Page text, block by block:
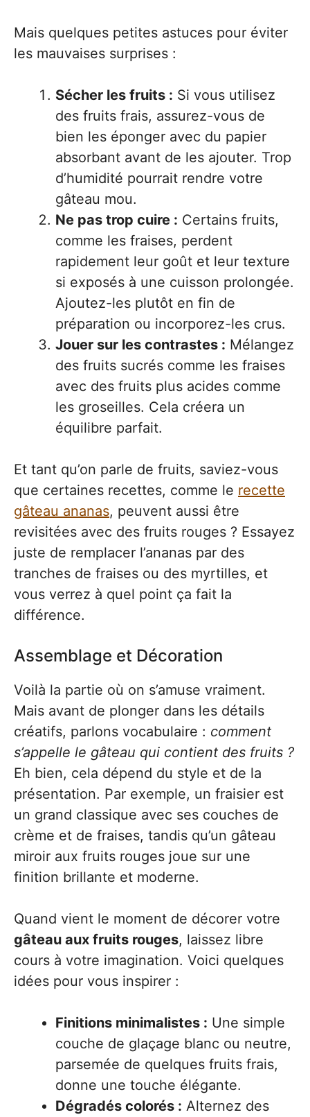
Mais quelques petites astuces pour éviter
les mauvaises surprises :
Sécher les fruits : Si vous utilisez
des fruits frais, assurez-vous de
bien les éponger avec du papier
absorbant avant de les ajouter. Trop
d’humidité pourrait rendre votre
gâteau mou.
Ne pas trop cuire : Certains fruits,
comme les fraises, perdent
rapidement leur goût et leur texture
si exposés à une cuisson prolongée.
Ajoutez-les plutôt en fin de
préparation ou incorporez-les crus.
Jouer sur les contrastes : Mélangez
des fruits sucrés comme les fraises
avec des fruits plus acides comme
les groseilles. Cela créera un
équilibre parfait.
Et tant qu’on parle de fruits, saviez-vous
que certaines recettes, comme le recette
gâteau ananas, peuvent aussi être
revisitées avec des fruits rouges ? Essayez
juste de remplacer l’ananas par des
tranches de fraises ou des myrtilles, et
vous verrez à quel point ça fait la
différence.
Assemblage et Décoration
Voilà la partie où on s’amuse vraiment.
Mais avant de plonger dans les détails
créatifs, parlons vocabulaire : comment
s’appelle le gâteau qui contient des fruits ?
Eh bien, cela dépend du style et de la
présentation. Par exemple, un fraisier est
un grand classique avec ses couches de
crème et de fraises, tandis qu’un gâteau
miroir aux fruits rouges joue sur une
finition brillante et moderne.
Quand vient le moment de décorer votre
gâteau aux fruits rouges, laissez libre
cours à votre imagination. Voici quelques
idées pour vous inspirer :
Finitions minimalistes : Une simple
couche de glaçage blanc ou neutre,
parsemée de quelques fruits frais,
donne une touche élégante.
Dégradés colorés : Alternez des